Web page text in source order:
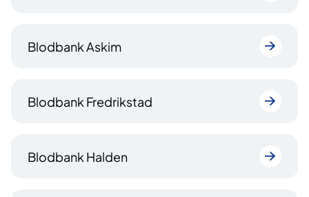
Blodbank Askim
Blodbank Fredrikstad
Blodbank Halden